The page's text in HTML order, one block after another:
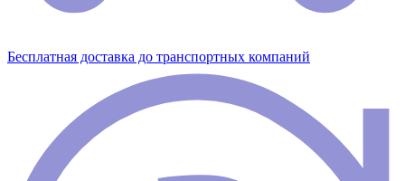
Бесплатная доставка до транспортных компаний